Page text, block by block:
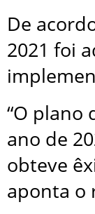
De
2021 foi
“O plano
ano de
obteve
aponta o